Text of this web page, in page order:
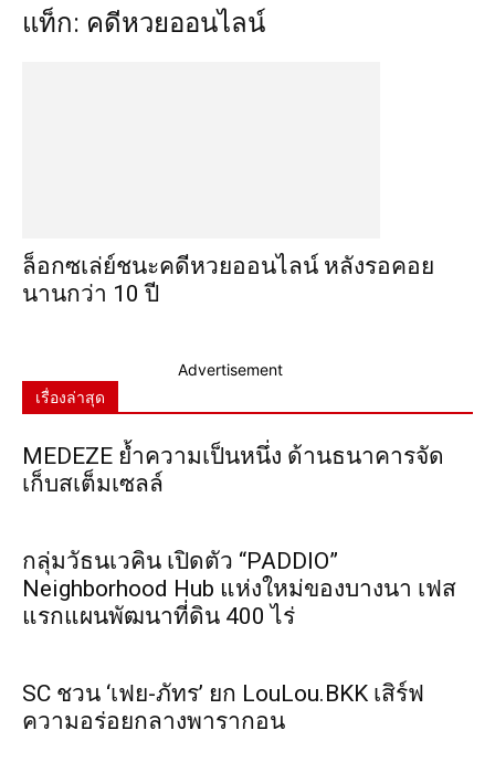
แท็ก: คดีหวยออนไลน์
ล็อกซเล่ย์ชนะคดีหวยออนไลน์ หลังรอคอย
นานกว่า 10 ปี
Advertisement
เรื่องล่าสุด
MEDEZE ย้ำความเป็นหนึ่ง ด้านธนาคารจัด
เก็บสเต็มเซลล์
กลุ่มวัธนเวคิน เปิดตัว “PADDIO”
Neighborhood Hub แห่งใหม่ของบางนา เฟส
แรกแผนพัฒนาที่ดิน 400 ไร่
SC ชวน ‘เฟย-ภัทร’ ยก LouLou.BKK เสิร์ฟ
ความอร่อยกลางพารากอน